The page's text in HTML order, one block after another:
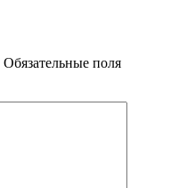
Обязательные поля